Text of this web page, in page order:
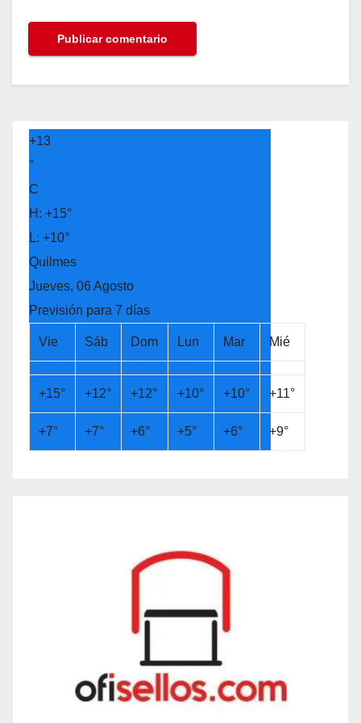
+13
°
C
H: +15°
L: +10°
Quilmes
Jueves, 06 Agosto
Previsión para 7 días
Vie Sáb Dom Lun Mar Mié
+15° +12° +12° +10° +10° +11°
+7° +7° +6° +5° +6° +9°